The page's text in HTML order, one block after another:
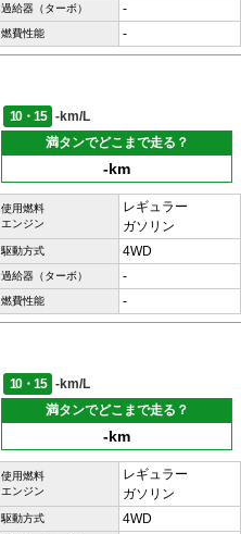
過給器（ターボ） -
燃費性能 -
10・15
-km/L
満タンでどこまで走る？
-km
使用燃料
エンジン
レギュラー
ガソリン
駆動方式 4WD
過給器（ターボ） -
燃費性能 -
10・15
-km/L
満タンでどこまで走る？
-km
使用燃料
エンジン
レギュラー
ガソリン
駆動方式 4WD